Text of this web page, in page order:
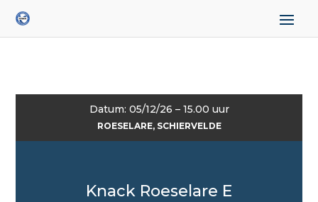
Datum: 05/12/26 – 15.00 uur
ROESELARE, SCHIERVELDE
Knack Roeselare E